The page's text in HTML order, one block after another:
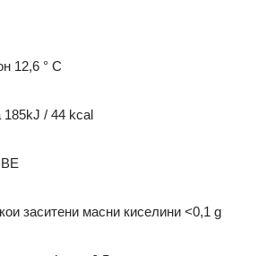
12,6 ° С
185kJ / 44 kcal
заситени масни киселини <0,1 g